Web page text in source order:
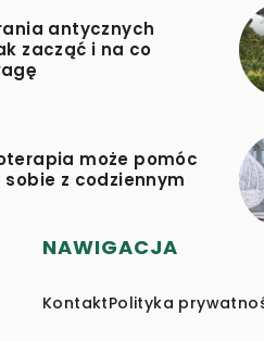
antycznych
zacząć i na co
może pomóc
z codziennym
NAWIGACJA
KontaktPolityka